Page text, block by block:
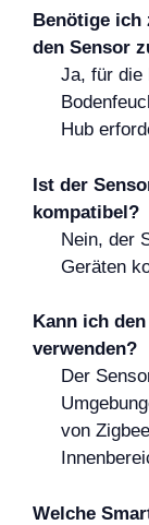
Benötige ich
den Sensor
Ja, für die
Hub
Ist der
kompatibel?
Nein, der
Geräten
Kann ich
verwenden?
Der
von
Welche